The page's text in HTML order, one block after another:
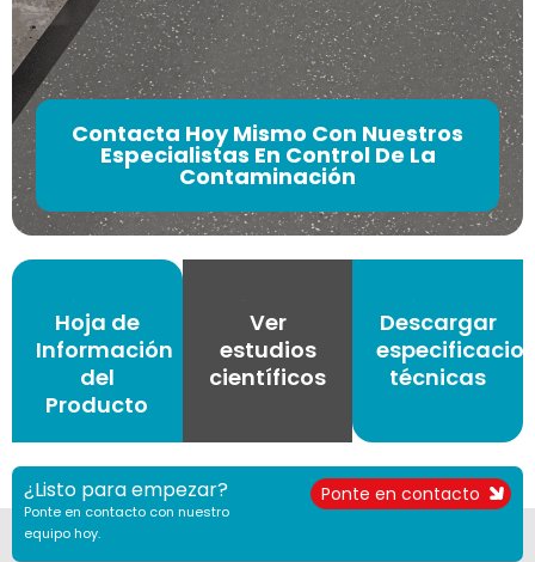
Contacta Hoy Mismo Con Nuestros
Especialistas En Control De La
Contaminación
Hoja de
Información
del
Producto
Ver
estudios
científicos
Descargar
técnicas
¿Listo para empezar?
Ponte en contacto con nuestro
equipo hoy.
Ponte en contacto